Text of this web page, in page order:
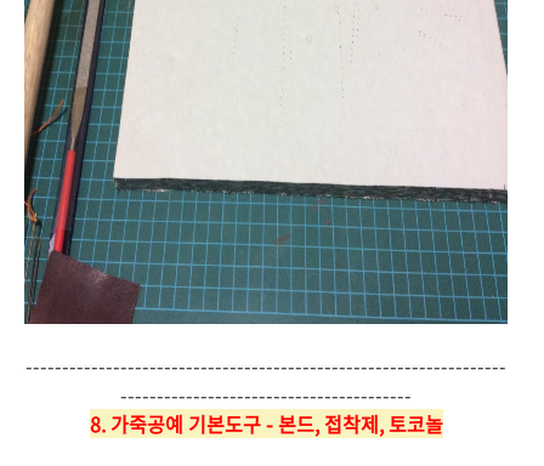
------------------------------------------------------------------
----------------------------------------
8. 가죽공예 기본도구 - 본드, 접착제, 토코놀